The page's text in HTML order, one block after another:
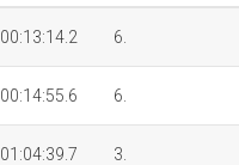
00:13:14.2 6.
00:14:55.6 6.
01:04:39.7 3.